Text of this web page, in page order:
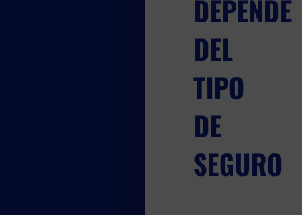
DEPENDE
DEL
TIPO
DE
SEGURO